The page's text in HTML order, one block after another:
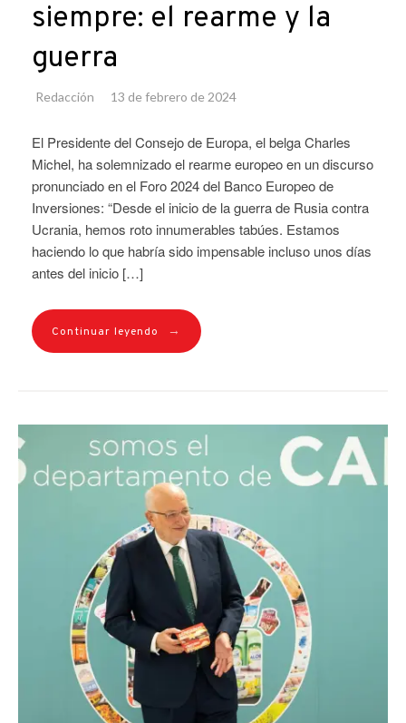
siempre: el rearme y la
guerra
Redacción 13 de febrero de 2024
El Presidente del Consejo de Europa, el belga Charles
Michel, ha solemnizado el rearme europeo en un discurso
pronunciado en el Foro 2024 del Banco Europeo de
Inversiones: “Desde el inicio de la guerra de Rusia contra
Ucrania, hemos roto innumerables tabúes. Estamos
haciendo lo que habría sido impensable incluso unos días
antes del inicio […]
Continuar leyendo →